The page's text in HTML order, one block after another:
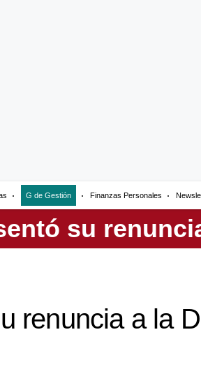
G de Gestión Finanzas Personales
renuncia a la